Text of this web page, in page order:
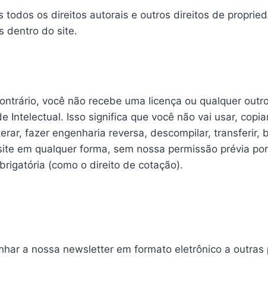
todos os direitos autorais e outros direitos de
dentro do site.
você não recebe uma licença ou qualquer
Intelectual. Isso significa que você não vai usar,
fazer engenharia reversa, descompilar, transferir,
em qualquer forma, sem nossa permissão prévia
(como o direito de cotação).
a nossa newsletter em formato eletrônico a